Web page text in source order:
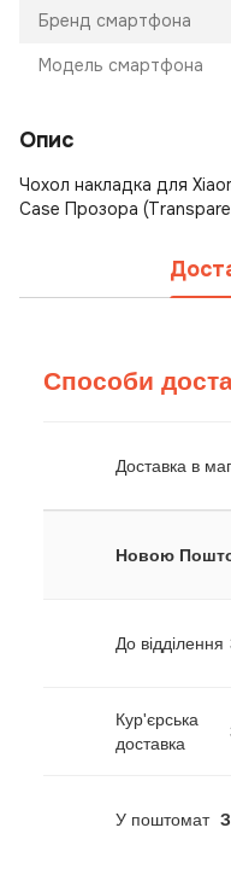
Бренд смартфона
Модель смартфона
Опис
Чохол накладка для
Case Прозора
Способи
Доставка в
Новою
До відділення
Кур'єрська
доставка
У поштомат